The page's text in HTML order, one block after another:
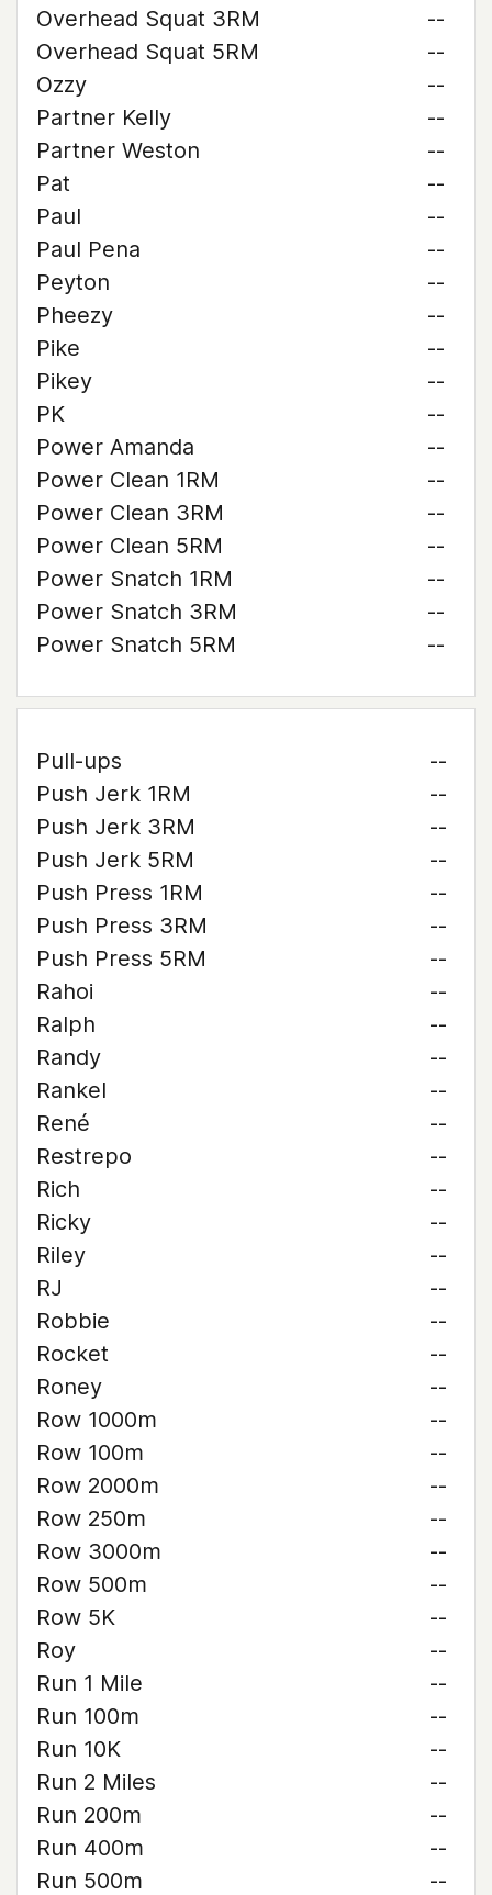
Overhead Squat 3RM
--
Overhead Squat 5RM
--
Ozzy
--
Partner Kelly
--
Partner Weston
--
Pat
--
Paul
--
Paul Pena
--
Peyton
--
Pheezy
--
Pike
--
Pikey
--
PK
--
Power Amanda
--
Power Clean 1RM
--
Power Clean 3RM
--
Power Clean 5RM
--
Power Snatch 1RM
--
Power Snatch 3RM
--
Power Snatch 5RM
--
Pull-ups
--
Push Jerk 1RM
--
Push Jerk 3RM
--
Push Jerk 5RM
--
Push Press 1RM
--
Push Press 3RM
--
Push Press 5RM
--
Rahoi
--
Ralph
--
Randy
--
Rankel
--
René
--
Restrepo
--
Rich
--
Ricky
--
Riley
--
RJ
--
Robbie
--
Rocket
--
Roney
--
Row 1000m
--
Row 100m
--
Row 2000m
--
Row 250m
--
Row 3000m
--
Row 500m
--
Row 5K
--
Roy
--
Run 1 Mile
--
Run 100m
--
Run 10K
--
Run 2 Miles
--
Run 200m
--
Run 400m
--
Run 500m
--